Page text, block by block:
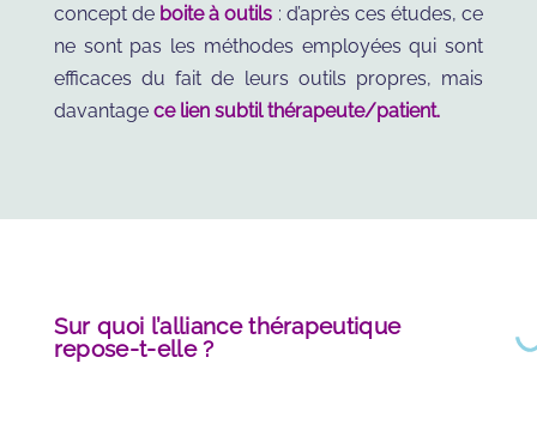
concept deboite à outils : d’après ces études, ce
ne sont pas les méthodes employées qui sont
efficaces du fait de leurs outils propres, mais
davantage ce lien subtil thérapeute/patient.
Sur quoi l’alliance thérapeutique
repose-t-elle ?